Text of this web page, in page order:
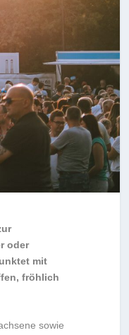
oder
mit
fröhlich
sowie